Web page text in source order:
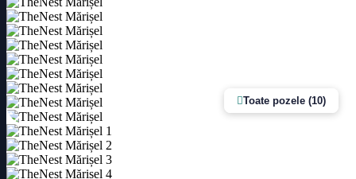
Toate pozele (10)